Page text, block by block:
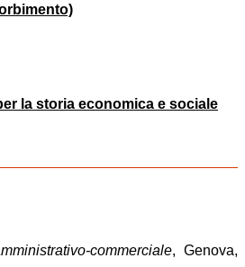
la storia economica e sociale
commerciale, Genova,